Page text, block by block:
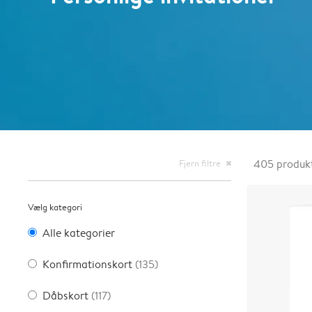
Fjern filtre close
Vælg kategori
Alle kategorier
Konfirmationskort (135)
Dåbskort (117)
405